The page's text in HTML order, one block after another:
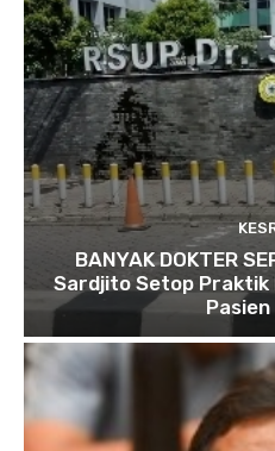
BANYAK DOKTER
Sardjito Setop Praktik